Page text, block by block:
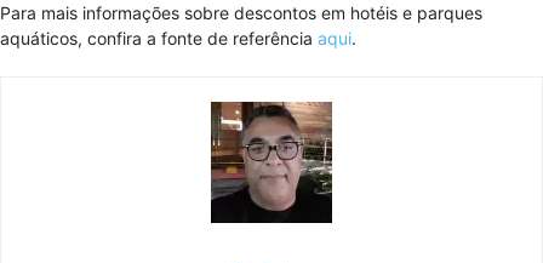
Para mais informações sobre descontos em hotéis e parques
aquáticos, confira a fonte de referência aqui.